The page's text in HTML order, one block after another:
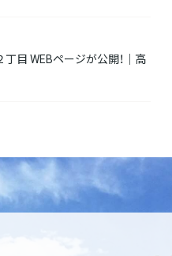
丁目 WEBページが公開！｜高